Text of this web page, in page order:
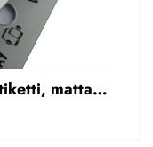
Kiiltävä muovikalvotarran etiketti, mattapintainen etupaneelin tarran etiketti, korostettu polycarbonaattipäällys